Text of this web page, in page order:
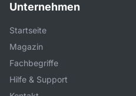
Unternehmen
Startseite
Magazin
Fachbegriffe
Hilfe & Support